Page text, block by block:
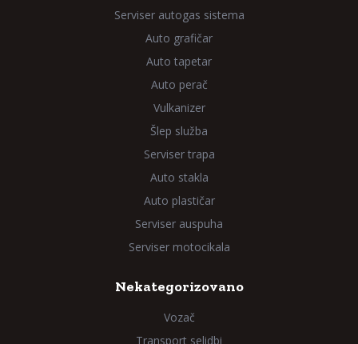
Serviser autogas sistema
Auto grafičar
Auto tapetar
Auto perač
Vulkanizer
Šlep služba
Serviser trapa
Auto stakla
Auto plastičar
Serviser auspuha
Serviser motocikala
Nekategorizovano
Vozač
Transport selidbi